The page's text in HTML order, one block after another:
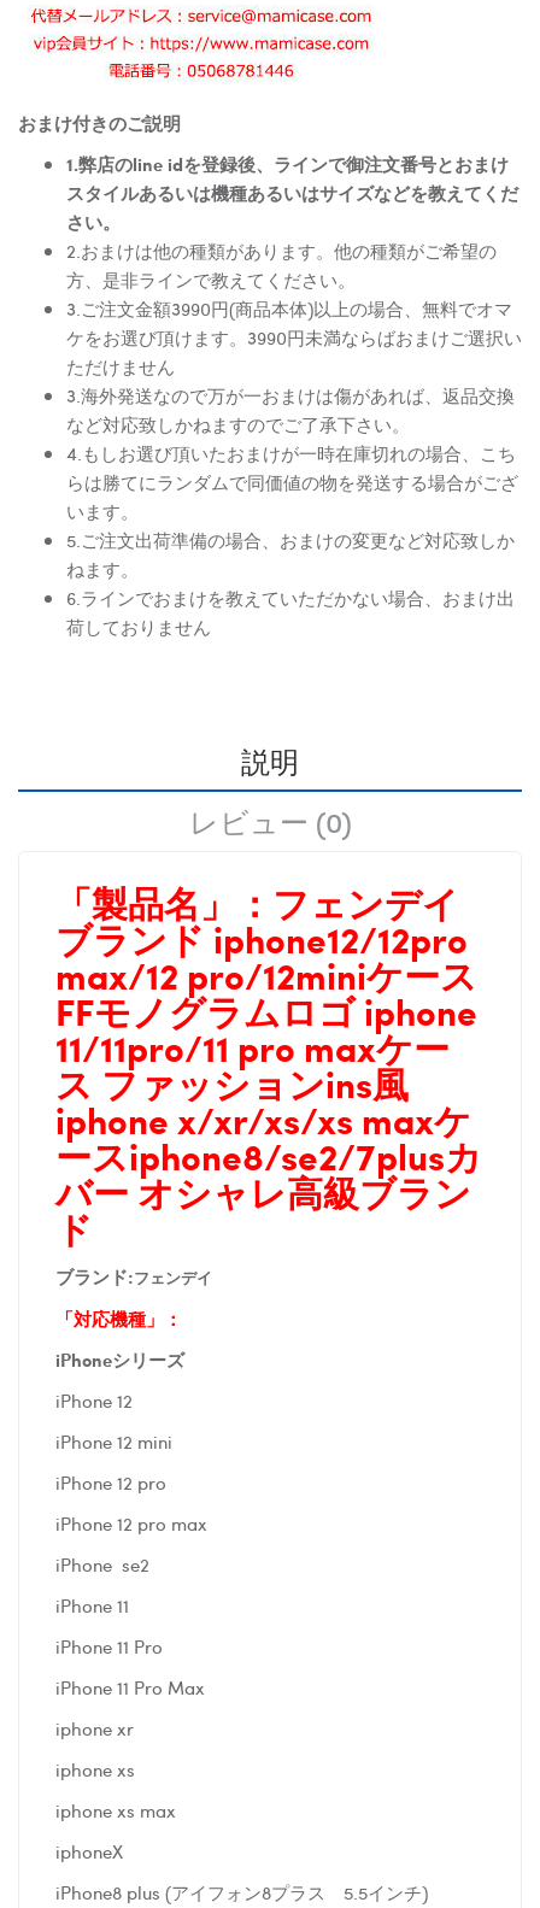
おまけ付きのご説明
1.弊店のline idを登録後、ラインで御注文番号とおまけ
スタイルあるいは機種あるいはサイズなどを教えてくだ
さい。
2.おまけは他の種類があります。他の種類がご希望の
方、是非ラインで教えてください。
3.ご注文金額3990円(商品本体)以上の場合、無料でオマ
ケをお選び頂けます。3990円未満ならばおまけご選択い
ただけません
3.海外発送なので万が一おまけは傷があれば、返品交換
など対応致しかねますのでご了承下さい。
4.もしお選び頂いたおまけが一時在庫切れの場合、こち
らは勝てにランダムで同価値の物を発送する場合がござ
います。
5.ご注文出荷準備の場合、おまけの変更など対応致しか
ねます。
6.ラインでおまけを教えていただかない場合、おまけ出
荷しておりません
説明
レビュー (0)
「製品名」： フェンデイ
ブランド iphone12/12pro
max/12 pro/12miniケース
FFモノグラムロゴ iphone
11/11pro/11 pro maxケー
ス ファッションins風
iphone x/xr/xs/xs maxケ
ースiphone8/se2/7plusカ
バー オシャレ高級ブラン
ド
ブランド:フェンデイ
「対応機種」：
iPhoneシリーズ
iPhone 12
iPhone 12 mini
iPhone 12 pro
iPhone 12 pro max
iPhone se2
iPhone 11
iPhone 11 Pro
iPhone 11 Pro Max
iphone xr
iphone xs
iphone xs max
iphoneX
iPhone8 plus (アイフォン8プラス 5.5インチ)